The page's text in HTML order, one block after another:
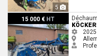
5
15 000 € HT
Köckerling Trio DSTS +